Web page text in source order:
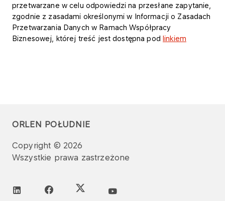
przetwarzane w celu odpowiedzi na przesłane zapytanie,
zgodnie z zasadami określonymi w Informacji o Zasadach
Przetwarzania Danych w Ramach Współpracy
Biznesowej, której treść jest dostępna podlinkiem
ORLEN POŁUDNIE
Copyright © 2026
Wszystkie prawa zastrzeżone